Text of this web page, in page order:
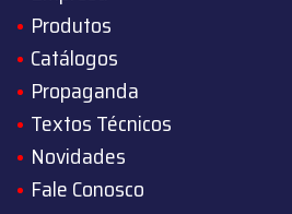
Produtos
Catálogos
Propaganda
Textos Técnicos
Novidades
Fale Conosco